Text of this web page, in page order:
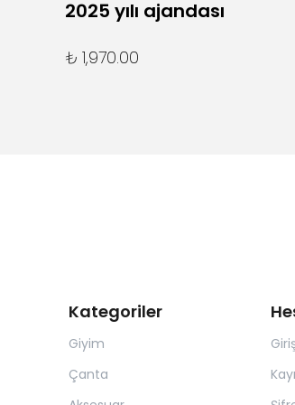
2025 yılı ajandası
₺ 1,970.00
Kategoriler
Giyim
Çanta